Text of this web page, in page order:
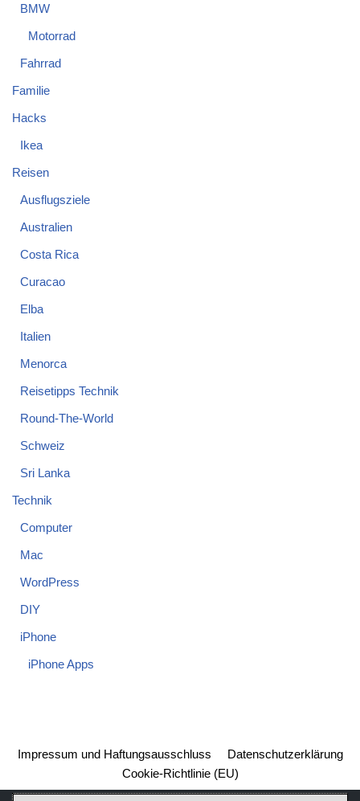
BMW
Motorrad
Fahrrad
Familie
Hacks
Ikea
Reisen
Ausflugsziele
Australien
Costa Rica
Curacao
Elba
Italien
Menorca
Reisetipps Technik
Round-The-World
Schweiz
Sri Lanka
Technik
Computer
Mac
WordPress
DIY
iPhone
iPhone Apps
Impressum und Haftungsausschluss
Datenschutzerklärung
Cookie-Richtlinie (EU)